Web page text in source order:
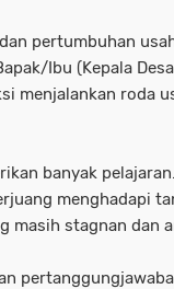
pertumbuhan
Ibu (Kepala
menjalankan roda
banyak
menghadapi
masih stagnan dan